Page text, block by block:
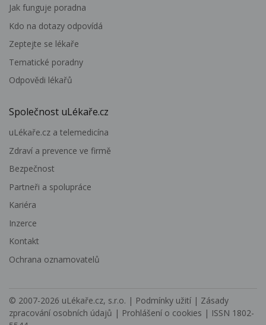
Jak funguje poradna
Kdo na dotazy odpovídá
Zeptejte se lékaře
Tematické poradny
Odpovědi lékařů
Společnost uLékaře.cz
uLékaře.cz a telemedicína
Zdraví a prevence ve firmě
Bezpečnost
Partneři a spolupráce
Kariéra
Inzerce
Kontakt
Ochrana oznamovatelů
© 2007-2026 uLékaře.cz, s.r.o. | Podmínky užití | Zásady
zpracování osobních údajů | Prohlášení o cookies | ISSN 1802-